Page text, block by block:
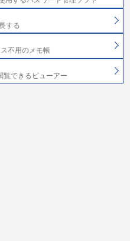
する
不用のメモ帳
覧できるビューアー